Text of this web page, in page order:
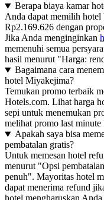
Berapa biaya kamar
Anda dapat memilih
Rp2.169.626 dengan
Jika Anda menginginkan
memenuhi semua
hasil menurut "Harga:
Bagaimana cara
hotel Miyakejima?
Temukan promo terbaik
Hotels.com. Lihat harga
sepi untuk menemukan
melihat promo last
Apakah saya bisa
pembatalan gratis?
Untuk memesan hotel
menurut "Opsi
penuh". Mayoritas hotel
dapat menerima refund